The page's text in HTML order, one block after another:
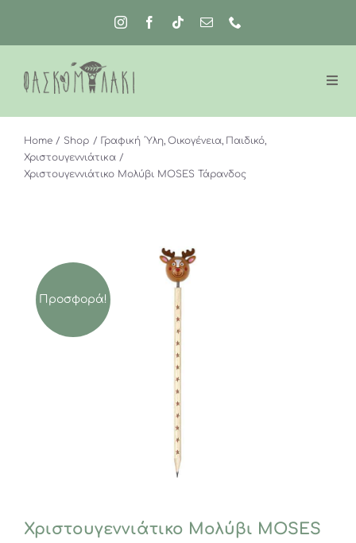
περιεχόμενο
Home Shop Γραφική ΄Υλη Οικογένεια Παιδικό
Χριστουγεννιάτικα
Χριστουγεννιάτικο Μολύβι MOSES Τάρανδος
Προσφορά!
Χριστουγεννιάτικο Μολύβι MOSES